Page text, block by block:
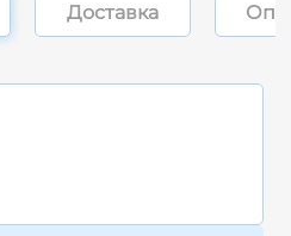
Доставка